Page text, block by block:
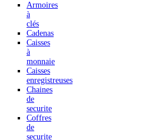
Armoires
à
clés
Cadenas
Caisses
à
monnaie
Caisses
enregistreuses
Chaines
de
securite
Coffres
de
securite